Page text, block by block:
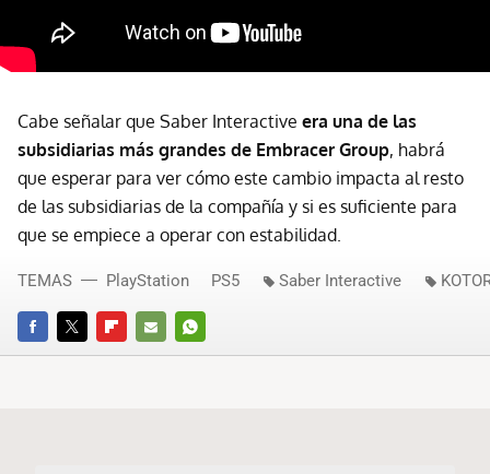
Cabe señalar que Saber Interactive era una de las
subsidiarias más grandes de Embracer Group, habrá
que esperar para ver cómo este cambio impacta al resto
de las subsidiarias de la compañía y si es suficiente para
que se empiece a operar con estabilidad.
FACEBOOKTWITTERFLIPBOARD
E-
WHATSAPP
TEMAS PlayStation PS5 Saber Interactive